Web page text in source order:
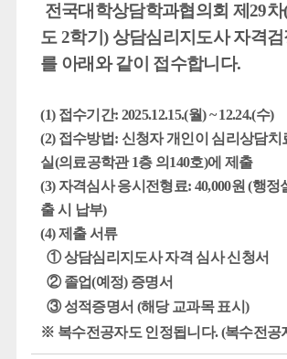
전국대학상담학과협의회 제29차
도2학기) 상담심리지도사 자격검
를 아래와 같이 접수합니다.
(1) 접수기간: 2025.12.15.(월) ~ 12.24.(수)
(2) 접수방법: 신청자 개인이 심리상담치
실(의료공학관1층 의 140호)에 제출
(3)자격심사 응시전형료: 40,000원(행정
출 시 납부)
(4)제출 서류
①상담심리지도사 자격 심사 신청서
②졸업(예정) 증명서
③성적증명서 (해당 교과목 표시)
※ 복수전공자도 인정됩니다. (복수전공